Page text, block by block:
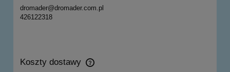
dromader@dromader.com.pl
426122318
Koszty dostawy
Cena nie zawiera ewentualnych kosztów płatności